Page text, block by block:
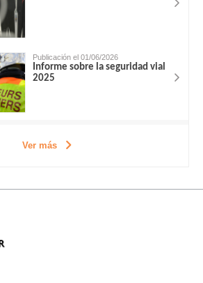
Publicación el 01/06/2026
Informe sobre la seguridad vial
2025
Ver más